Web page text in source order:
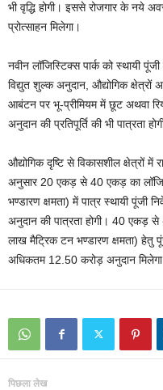
भी वृद्धि होगी। इससे रोजगार के नये
प्रोत्साहन मिलेगा।
नवीन लॉजिस्टिक्स पार्क को स्थायी
विद्युत शुल्क अनुदान, औद्योगिक क्षेत्रों
आबंटन पर भू-प्रीमियम में छूट अथवा
अनुदान की प्रतिपूर्ति की भी पात्रता
औद्योगिक दृष्टि से विकासशील क्षेत्रों
अनुसार 20 एकड़ से 40 एकड़ का
भण्डारण क्षमता) में पात्र स्थायी पूंजी
अनुदान की पात्रता होगी। 40 एकड़ से
लाख मैट्रिक टन भण्डारण क्षमता) हेतु
अधिकतम 12.50 करोड़ अनुदान
पिछला लेख